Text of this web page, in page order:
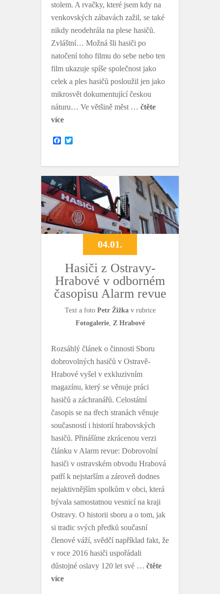
stolem. A rvačky, které jsem kdy na
venkovských zábavách zažil, se také
nikdy neodehrála na plese hasičů.
Zvláštní… Možná šli hasiči po
natočení toho filmu do sebe nebo ten
film ukazuje spíše společnost jako
celek a ples hasičů posloužil jen jako
mikrosvět dokumentující českou
náturu… Ve většině měst … čtěte
více
F
o
o
k
e
r
04.01.
Hasiči z Ostravy-
Hrabové v odborném
časopisu Alarm revue
Text a foto Petr Žižkav rubrice
Fotogalerie, Z Hrabové
Rozsáhlý článek o činnosti Sboru
dobrovolných hasičů v Ostravě-
Hrabové vyšel v exkluzivním
magazínu, který se věnuje práci
hasičů a záchranářů. Celostátní
časopis se na třech stranách věnuje
současností i historií hrabovských
hasičů. Přinášíme zkrácenou verzi
článku v Alarm revue: Dobrovolní
hasiči v ostravském obvodu Hrabová
patří k nejstarším a zároveň dodnes
nejaktivnějším spolkům v obci, která
bývala samostatnou vesnicí na kraji
Ostravy. O historii sboru a o tom, jak
si tradic svých předků současní
členové váží, svědčí například fakt, že
v roce 2016 hasiči uspořádali
důstojné oslavy 120 let své … čtěte
více